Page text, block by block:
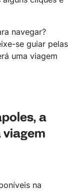
navegar?
se guiar pelas
uma viagem
a
viagem
na